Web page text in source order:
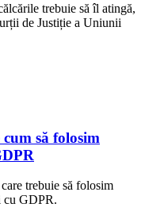
trebuie să îl atingă,
de Justiție a Uniunii
să folosim
trebuie să folosim
cu GDPR.